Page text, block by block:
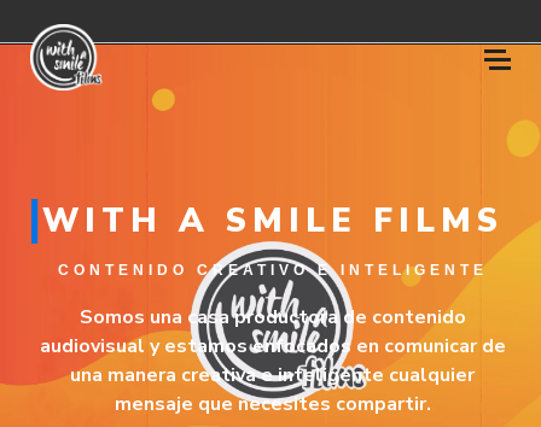
WITH A SMILE FILMS
CONTENIDO CREATIVO E INTELIGENTE
Somos una casa productora de contenido
audiovisual y estamos enfocados en comunicar de
una manera creativa e inteligente cualquier
mensaje que necesites compartir.